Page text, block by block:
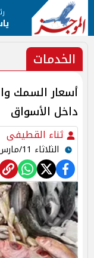
الخدمات
داخل الأسواق
ثناء القطيفى
الثلاثاء 11/مارس/2025 - 12:10 م